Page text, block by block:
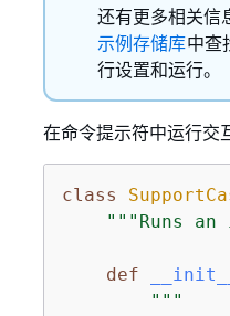
还有更多相关信
示例存储库中查
行设置和运行。
在命令提示符中运行交
class
"""Runs
def __init__
"""